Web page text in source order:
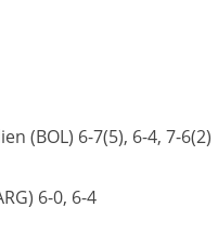
(BOL) 6-7(5), 6-4, 7-6(2)
6-0, 6-4